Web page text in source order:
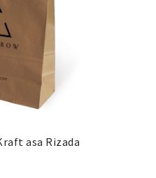
asa Rizada